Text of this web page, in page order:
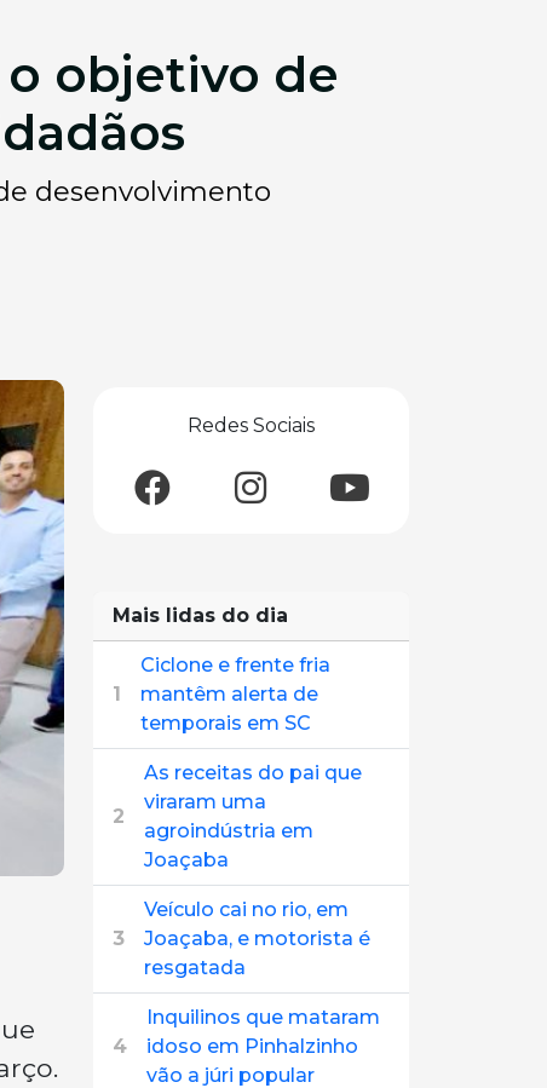
o objetivo de
desenvolvimento
Redes Sociais
Mais lidas do dia
1
Ciclone e frente fria
mantêm alerta de
temporais em SC
2
As receitas do pai que
viraram uma
agroindústria em
Joaçaba
3
Veículo cai no rio, em
Joaçaba, e motorista é
resgatada
4
Inquilinos que mataram
idoso em Pinhalzinho
vão a júri popular